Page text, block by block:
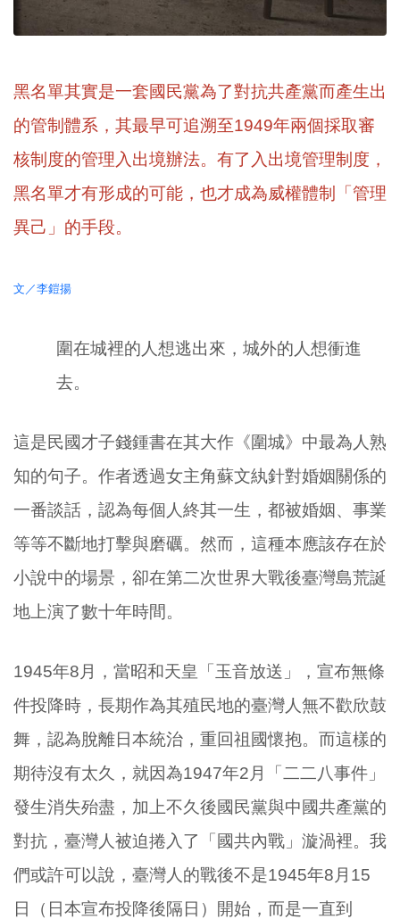
黑名單其實是一套國民黨為了對抗共產黨而產生出
的管制體系，其最早可追溯至1949年兩個採取審
核制度的管理入出境辦法。有了入出境管理制度，
黑名單才有形成的可能，也才成為威權體制「管理
異己」的手段。
文／李鎧揚
圍在城裡的人想逃出來，城外的人想衝進
去。
這是民國才子錢鍾書在其大作《圍城》中最為人熟
知的句子。作者透過女主角蘇文紈針對婚姻關係的
一番談話，認為每個人終其一生，都被婚姻、事業
等等不斷地打擊與磨礪。然而，這種本應該存在於
小說中的場景，卻在第二次世界大戰後臺灣島荒誕
地上演了數十年時間。
1945年8月，當昭和天皇「玉音放送」，宣布無條
件投降時，長期作為其殖民地的臺灣人無不歡欣鼓
舞，認為脫離日本統治，重回祖國懷抱。而這樣的
期待沒有太久，就因為1947年2月「二二八事件」
發生消失殆盡，加上不久後國民黨與中國共產黨的
對抗，臺灣人被迫捲入了「國共內戰」漩渦裡。我
們或許可以說，臺灣人的戰後不是1945年8月15
日（日本宣布投降後隔日）開始，而是一直到